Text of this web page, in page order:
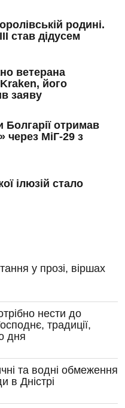
родині.
став дідусем
ветерана
його
заяву
Болгарії отримав
через МіГ-29 з
ілюзій стало
у прозі, віршах
нести до
традиції,
дня
та водні обмеження
в Дністрі